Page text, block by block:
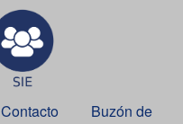
Contacto
Buzón de